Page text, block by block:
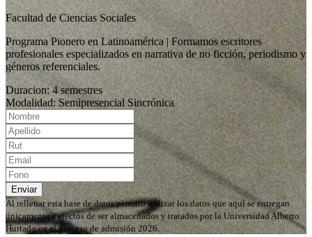
Facultad de Ciencias Sociales
Programa Pionero en Latinoamérica | Formamos escritores
profesionales especializados en narrativa de no ficción, periodismo y
géneros referenciales.
Duracion: 4 semestres
Modalidad: Semipresencial Sincrónica
Enviar
Al rellenar esta base de datos permito utilizar los datos que aquí se entregan
únicamente a efectos de ser almacenados y tratados por la Universidad Alberto
Hurtado en el proceso de admisión 2026.